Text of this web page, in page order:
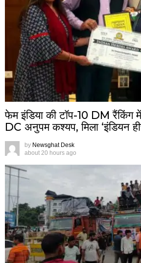
फेम इंडिया की टॉप-10 DM रैंकिंग
DC अनुपम कश्यप, मिला ‘इंडियन
by Newsghat Desk
about 20 hours ago